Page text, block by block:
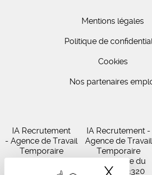
Mentions légales
Politique de
Cookies
Nos partenaires
IA Recrutement
- Agence de Travail
Temporaire
Virecourt, 33370
IA Recrutement -
Agence de Travail
Temporaire
102 Avenue du
Médoc, 33320